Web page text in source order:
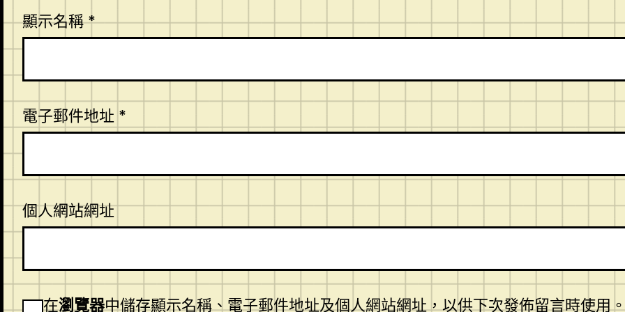
顯示名稱*
電子郵件地址 *
個人網站網址
在瀏覽器中儲存顯示名稱、電子郵件地址及個人網站網址，以供下次發佈留言時使用